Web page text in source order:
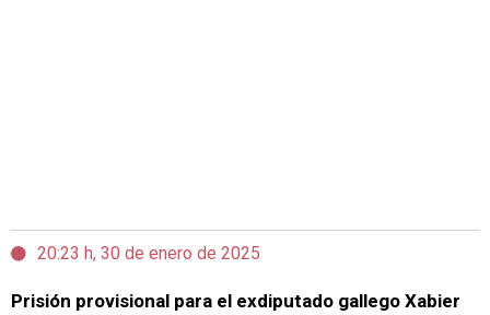
20:23 h, 30 de enero de 2025
Prisión provisional para el exdiputado gallego Xabier